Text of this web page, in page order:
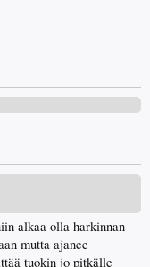
alkaa olla harkinnan
mutta ajanee
tuokin jo pitkälle